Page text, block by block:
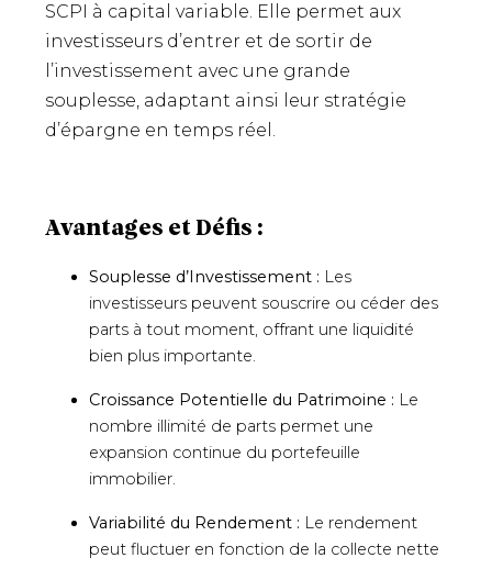
SCPI à capital variable. Elle permet aux
investisseurs d’entrer et de sortir de
l’investissement avec une grande
souplesse, adaptant ainsi leur stratégie
d’épargne en temps réel.
Avantages et Défis :
Souplesse d’Investissement : Les
investisseurs peuvent souscrire ou céder des
parts à tout moment, offrant une liquidité
bien plus importante.
Croissance Potentielle du Patrimoine : Le
nombre illimité de parts permet une
expansion continue du portefeuille
immobilier.
Variabilité du Rendement : Le rendement
peut fluctuer en fonction de la collecte nette